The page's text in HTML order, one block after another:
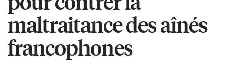
maltraitance des aînés
francophones